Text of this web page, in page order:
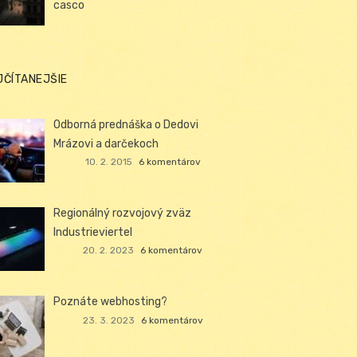
casco
Odborná prednáška o Dedovi
Mrázovi a darčekoch
10. 2. 2015 6 komentárov
Regionálný rozvojový zväz
Industrieviertel
20. 2. 2023 6 komentárov
Poznáte webhosting?
23. 3. 2023 6 komentárov